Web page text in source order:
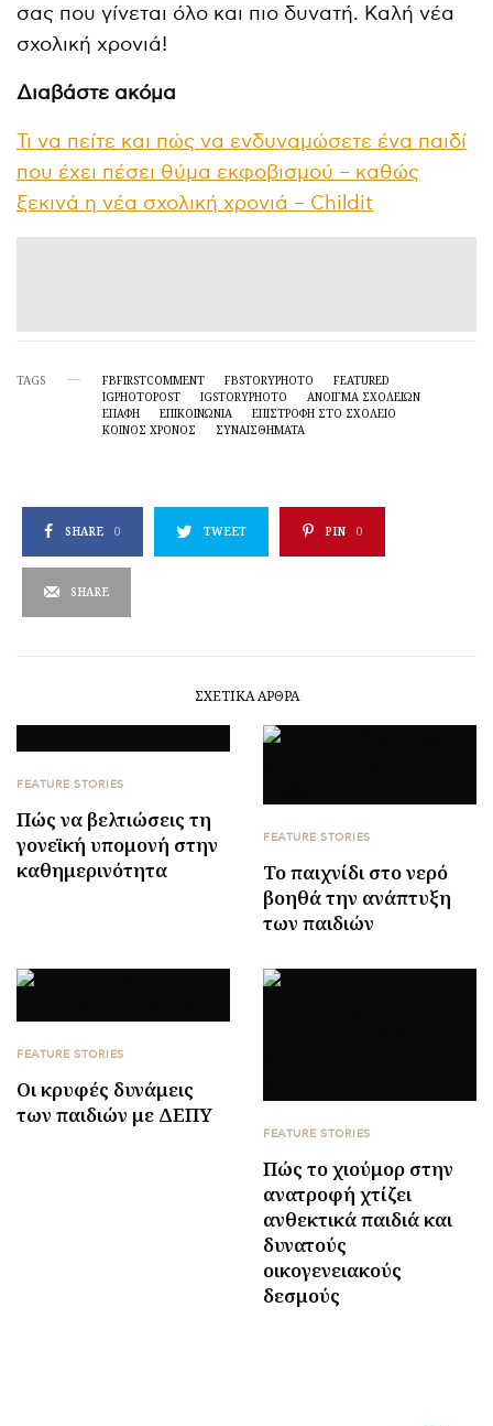
σας που γίνεται όλο και πιο δυνατή. Καλή νέα
σχολική χρονιά!
Διαβάστε ακόμα
Τι να πείτε και πώς να ενδυναμώσετε ένα παιδί
που έχει πέσει θύμα εκφοβισμού – καθώς
ξεκινά η νέα σχολική χρονιά – Childit
TAGS FBFIRSTCOMMENT FBSTORYPHOTO
FEATURED
IGPHOTOPOST
IGSTORYPHOTO
ΆΝΟΙΓΜΑ ΣΧΟΛΕΊΩΝ
ΕΠΑΦΗ
ΕΠΙΚΟΙΝΩΝΙΑ
ΕΠΙΣΤΡΟΦΉ ΣΤΟ ΣΧΟΛΕΊΟ
ΚΟΙΝΌΣ ΧΡΌΝΟΣ
ΣΥΝΑΙΣΘΗΜΑΤΑ
SHARE 0 TWEET PIN 0
SHARE
ΣΧΕΤΙΚΆ ΆΡΘΡΑ
FEATURE STORIES
Πώς να βελτιώσεις τη
γονεϊκή υπομονή στην
καθημερινότητα
FEATURE STORIES
Το παιχνίδι στο νερό
βοηθά την ανάπτυξη
των παιδιών
FEATURE STORIES
Οι κρυφές δυνάμεις
των παιδιών με ΔΕΠΥ
FEATURE STORIES
Πώς το χιούμορ στην
ανατροφή χτίζει
ανθεκτικά παιδιά και
δυνατούς
οικογενειακούς
δεσμούς